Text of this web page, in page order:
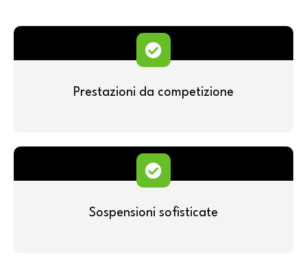
Prestazioni da competizione
Sospensioni sofisticate